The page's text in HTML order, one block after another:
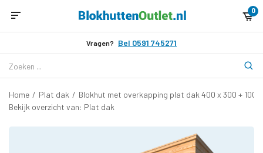
0
Vragen? Bel 0591 745271
Home / Plat dak / Blokhut met overkapping plat dak 400 x 300 + 100
Bekijk overzicht van: Plat dak